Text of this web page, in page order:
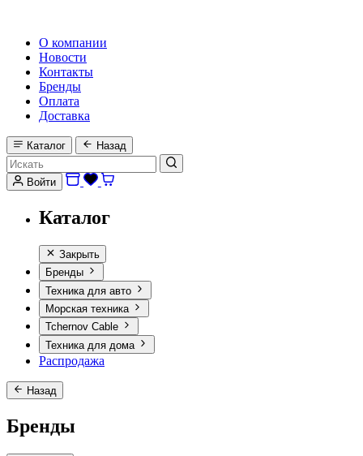
О компании
Новости
Контакты
Бренды
Оплата
Доставка
Каталог Назад
Войти
Каталог
Закрыть
Бренды
Техника для авто
Морская техника
Tchernov Cable
Техника для дома
Распродажа
Назад
Бренды